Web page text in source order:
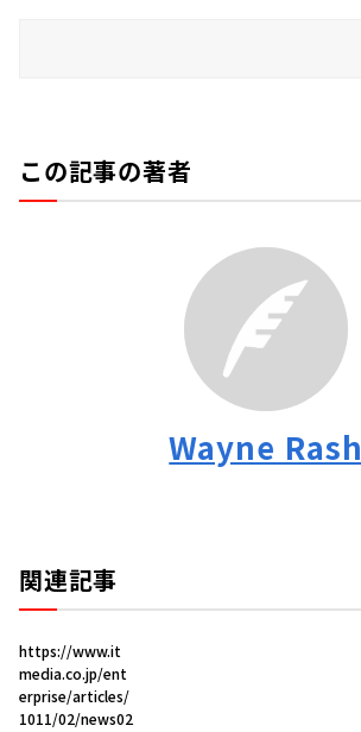
この記事の著者
Wayne Rash
関連記事
https://www.it
media.co.jp/ent
erprise/articles/
1011/02/news02